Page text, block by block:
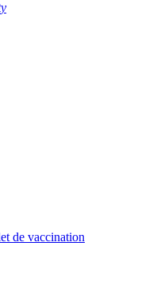
de vaccination